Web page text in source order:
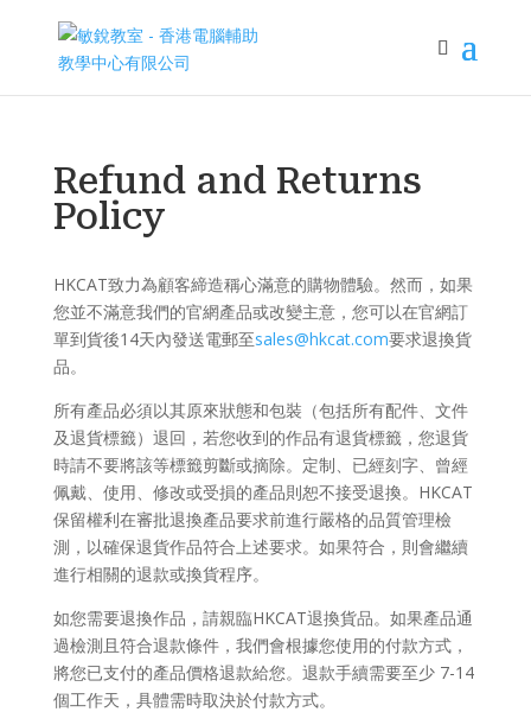
Refund and Returns
Policy
HKCAT致力為顧客締造稱心滿意的購物體驗。然而，如果
您並不滿意我們的官網產品或改變主意，您可以在官網訂
單到貨後14天內發送電郵至sales@hkcat.com要求退換貨
品。
所有產品必須以其原來狀態和包裝（包括所有配件、文件
及退貨標籤）退回，若您收到的作品有退貨標籤，您退貨
時請不要將該等標籤剪斷或摘除。定制、已經刻字、曾經
佩戴、使用、修改或受損的產品則恕不接受退換。HKCAT
保留權利在審批退換產品要求前進行嚴格的品質管理檢
測，以確保退貨作品符合上述要求。如果符合，則會繼續
進行相關的退款或換貨程序。
如您需要退換作品，請親臨HKCAT退換貨品。如果產品通
過檢測且符合退款條件，我們會根據您使用的付款方式，
將您已支付的產品價格退款給您。退款手續需要至少 7-14
個工作天，具體需時取決於付款方式。